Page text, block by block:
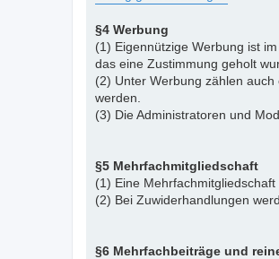
§4 Werbung
(1) Eigennützige Werbung ist
das eine Zustimmung geholt
(2) Unter Werbung zählen
werden.
(3) Die Administratoren und
§5 Mehrfachmitgliedschaft
(1) Eine
(2) Bei Zuwiderhandlungen
§6 Mehrfachbeiträge und